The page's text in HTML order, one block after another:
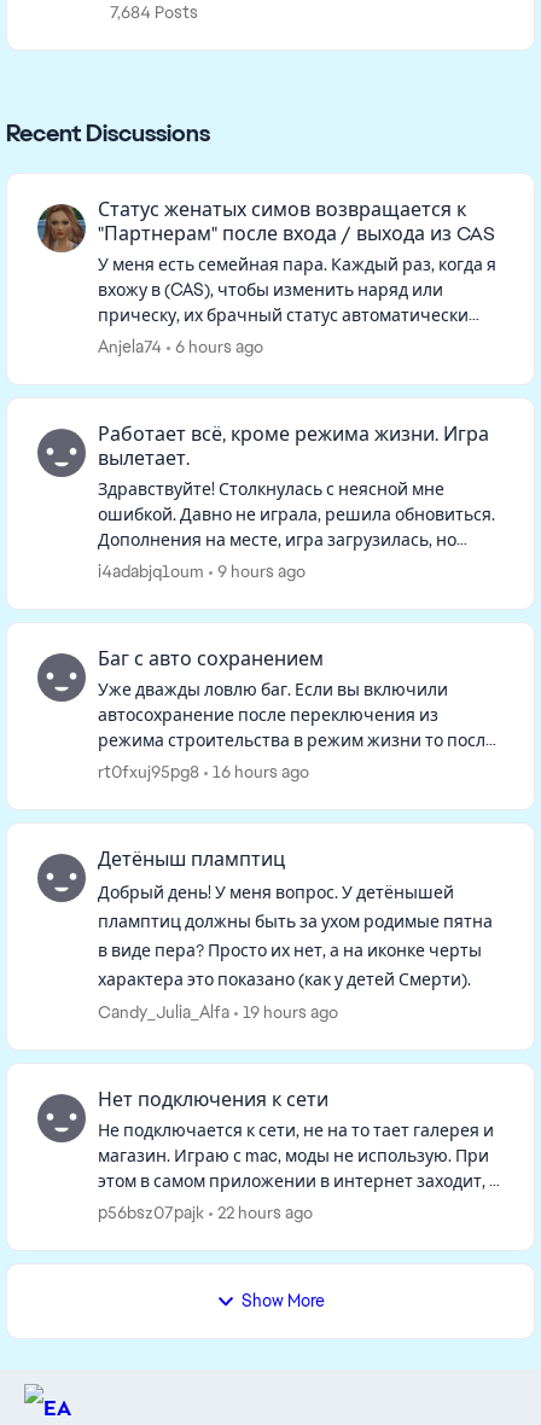
7,684 Posts
Recent Discussions
Статус женатых симов возвращается к
"Партнерам" после входа / выхода из CAS
У меня есть семейная пара. Каждый раз, когда я
вхожу в (CAS), чтобы изменить наряд или
прическу, их брачный статус автоматически
удаляется. Когда я возвращаюсь в режим
Anjela74 6 hours ago
Работает всё, кроме режима жизни. Игра
вылетает.
Здравствуйте! Столкнулась с неясной мне
ошибкой. Давно не играла, решила обновиться.
Дополнения на месте, игра загрузилась, но
семьи на начальном экране не оказалось. При
i4adabjq1oum 9 hours ago
Баг с авто сохранением
Уже дважды ловлю баг. Если вы включили
автосохранение после переключения из
режима строительства в режим жизни то после
того как вы в режиме строительства все
rt0fxuj95pg8 16 hours ago
Детёныш пламптиц
Добрый день! У меня вопрос. У детёнышей
пламптиц должны быть за ухом родимые пятна
в виде пера? Просто их нет, а на иконке черты
характера это показано (как у детей Смерти).
Candy_Julia_Alfa
19 hours ago
Нет подключения к сети
Не подключается к сети, не на то тает галерея и
магазин. Играю с mac, моды не использую. При
этом в самом приложении в интернет заходит, а
в игре нет. Удалила файл с кэшем и
p56bsz07pajk 22 hours ago
Show More